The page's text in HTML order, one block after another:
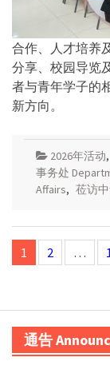
合作、人才培养
分享、校园导览
者与青年学子的
新方向。
2026年活动,
事务处
Affairs, 莅访
Posts
navigation
1 2 …
通告